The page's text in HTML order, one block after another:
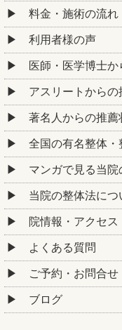
料金・施術の流れ
利用者様の声
医師・医学博士か
アスリートからの
著名人からの推薦
全国の有名整体
マンガで見る当院
当院の整体法につ
院情報・アクセス
よくある質問
ご予約・お問合せ
ブログ